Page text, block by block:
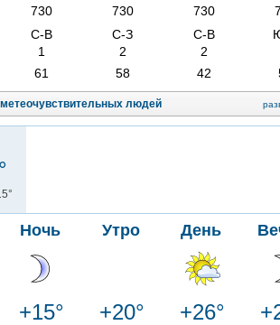
730 730 730
С-В С-З С-В
1 2 2
61 58 42
людей
Ночь Утро День
+15° +20° +26°